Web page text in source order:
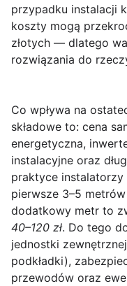
przypadku instalacji
koszty mogą
złotych — dlatego
rozwiązania do
Co wpływa na
składowe to: cena
energetyczna,
instalacyjne oraz
praktyce
pierwsze 3–5
dodatkowy metr to
40–120 zł. Do tego
jednostki
podkładki),
przewodów oraz